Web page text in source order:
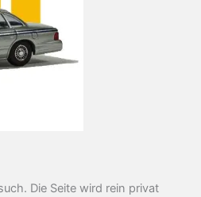
Die Seite wird rein privat